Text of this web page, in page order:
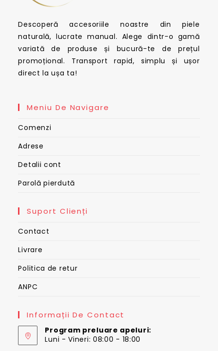
Descoperă accesoriile noastre din piele
naturală, lucrate manual. Alege dintr-o gamă
variată de produse și bucură-te de prețul
promoțional. Transport rapid, simplu și ușor
direct la ușa ta!
Meniu De Navigare
Comenzi
Adrese
Detalii cont
Parolă pierdută
Suport Clienți
Contact
Livrare
Politica de retur
ANPC
Informații De Contact
Program preluare apeluri:
Luni - Vineri: 08:00 - 18:00